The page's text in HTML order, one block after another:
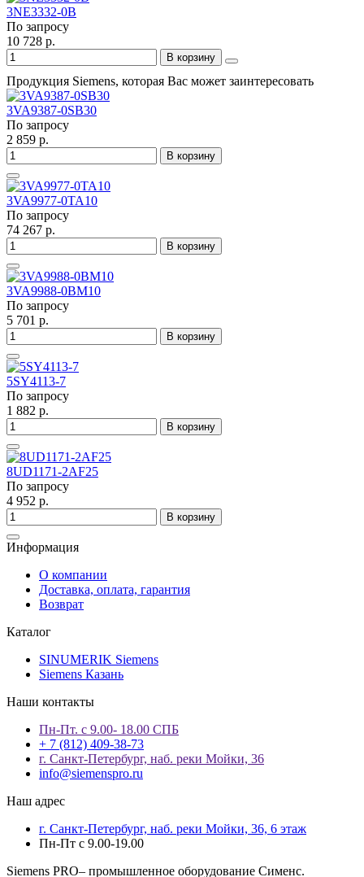
3NE3332-0B
По запросу
10 728 р.
В корзину
Продукция Siemens, которая Вас может заинтересовать
3VA9387-0SB30
По запросу
2 859 р.
В корзину
3VA9977-0TA10
По запросу
74 267 р.
В корзину
3VA9988-0BM10
По запросу
5 701 р.
В корзину
5SY4113-7
По запросу
1 882 р.
В корзину
8UD1171-2AF25
По запросу
4 952 р.
В корзину
Информация
О компании
Доставка, оплата, гарантия
Возврат
Каталог
SINUMERIK Siemens
Siemens Казань
Наши контакты
Пн-Пт. с 9.00- 18.00 СПБ
+ 7 (812) 409-38-73
г. Санкт-Петербург, наб. реки Мойки, 36
info@siemenspro.ru
Наш адрес
г. Санкт-Петербург, наб. реки Мойки, 36, 6 этаж
Пн-Пт с 9.00-19.00
Siemens PRO– промышленное оборудование Сименс.